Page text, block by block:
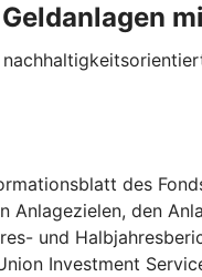
des
den
und
Investment